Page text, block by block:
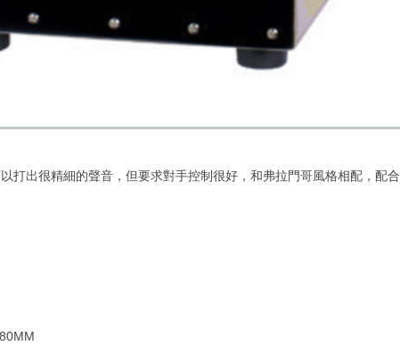
打出很精細的聲音，但要求對手控制很好，和弗拉門哥風格相配，配